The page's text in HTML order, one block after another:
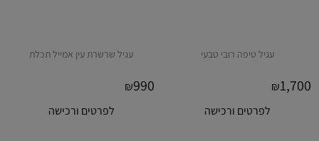
עגיל טיפה רובי טבעי
₪1,700
לפרטים ורכישה
עגיל שרשרת עין אמייל תכלת
₪990
לפרטים ורכישה